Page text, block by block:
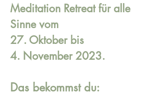
Meditation Retreat für alle
Sinne vom
27. Oktober bis
4. November 2023.
Das bekommst du: